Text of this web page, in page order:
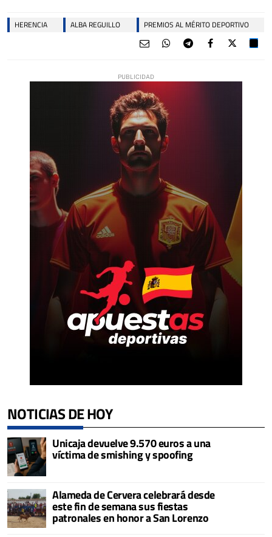
HERENCIA ALBA REGUILLO PREMIOS AL MÉRITO DEPORTIVO
NOTICIAS DE HOY
Unicaja devuelve 9.570 euros a una
víctima de smishing y spoofing
Alameda de Cervera celebrará desde
este fin de semana sus fiestas
patronales en honor a San Lorenzo